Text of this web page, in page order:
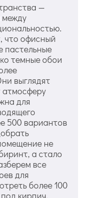
—
что офисный
пастельные
темные обои
выглядят
атмосферу
для
500 вариантов
не
а стало
все
для
более 100
кирпич.